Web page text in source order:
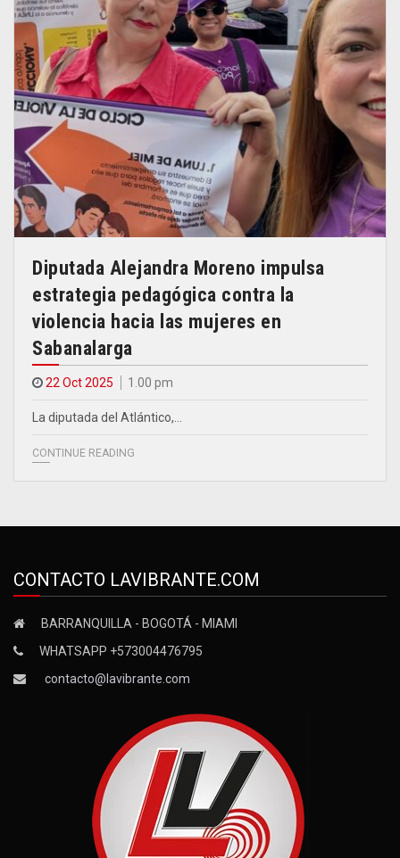
Diputada Alejandra Moreno impulsa
estrategia pedagógica contra la
violencia hacia las mujeres en
Sabanalarga
22 Oct 2025 1.00 pm
La diputada del Atlántico,…
CONTINUE READING
CONTACTO LAVIBRANTE.COM
BARRANQUILLA - BOGOTÁ - MIAMI
WHATSAPP +573004476795
contacto@lavibrante.com